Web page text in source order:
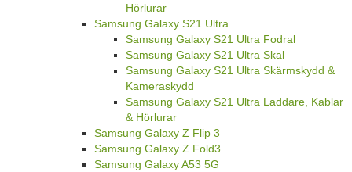
Hörlurar
Samsung Galaxy S21 Ultra
Samsung Galaxy S21 Ultra Fodral
Samsung Galaxy S21 Ultra Skal
Samsung Galaxy S21 Ultra Skärmskydd &
Kameraskydd
Samsung Galaxy S21 Ultra Laddare, Kablar
& Hörlurar
Samsung Galaxy Z Flip 3
Samsung Galaxy Z Fold3
Samsung Galaxy A53 5G